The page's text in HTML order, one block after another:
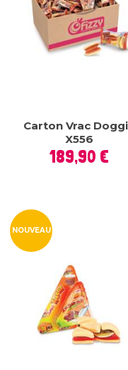
Carton Vrac
X556
Prix
189,90 €
NOUVEAU